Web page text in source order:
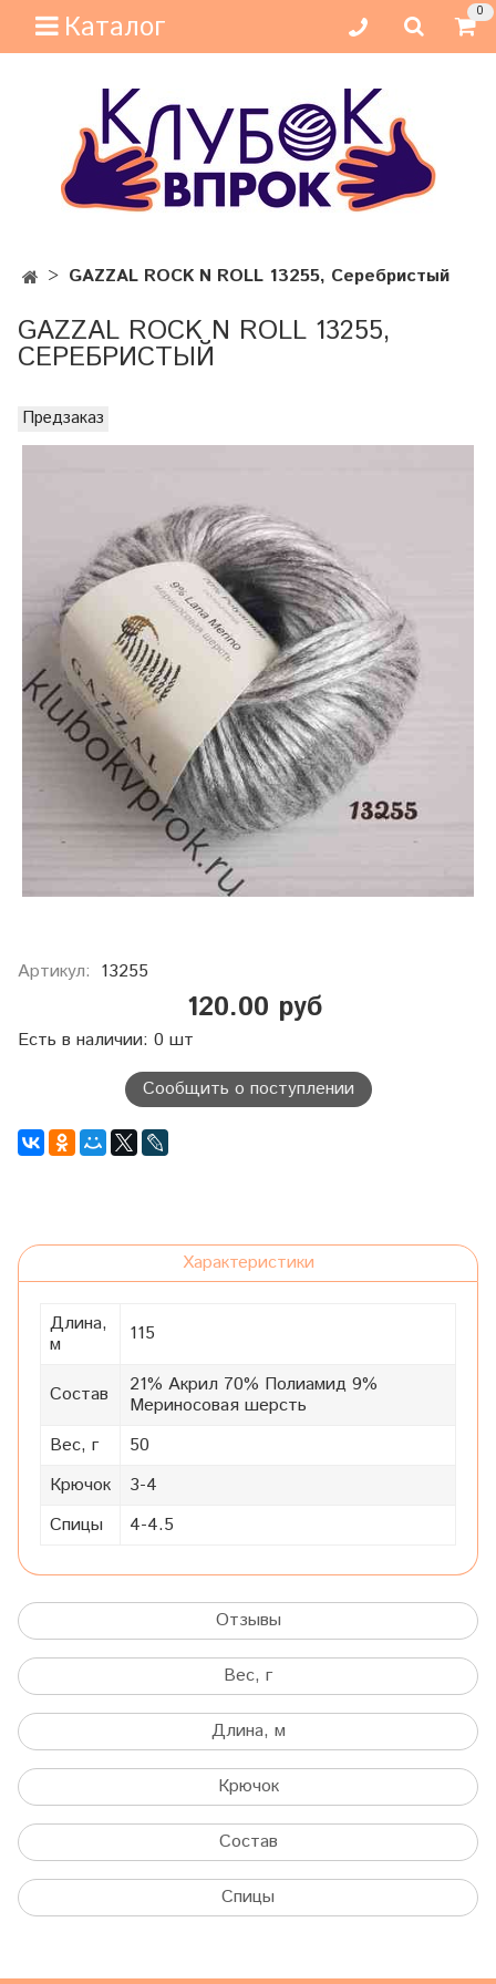
Каталог 0
GAZZAL ROCK N ROLL 13255, Серебристый
GAZZAL ROCK N ROLL 13255,
СЕРЕБРИСТЫЙ
Предзаказ
Артикул: 13255
120.00 руб
Есть в наличии: 0 шт
Сообщить о поступлении
Характеристики
Длина,
м
115
Состав
21% Акрил 70% Полиамид 9%
Мериносовая шерсть
Вес, г
50
Крючок
3-4
Спицы
4-4.5
Отзывы
Вес, г
Длина, м
Крючок
Состав
Спицы